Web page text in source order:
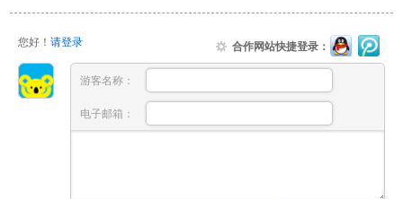
您好！ 请登录 合作网站快捷登录：
游客名称：
电子邮箱：